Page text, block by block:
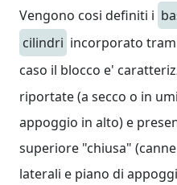
Vengono cosi definiti i
cilindri incorporato
caso il blocco e'
riportate (a secco o in
appoggio in alto) e
superiore "chiusa"
laterali e piano di